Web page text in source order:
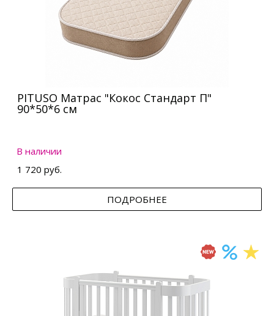
PITUSO Матрас "Кокос Стандарт П"
90*50*6 см
В наличии
1 720 руб.
ПОДРОБНЕЕ